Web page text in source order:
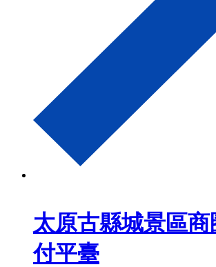
太原古縣城景區
付平臺